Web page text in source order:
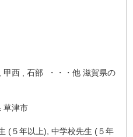
甲西 , 石部 ・・・他 滋賀県の
草津市
(５年以上), 中学校先生 (５年